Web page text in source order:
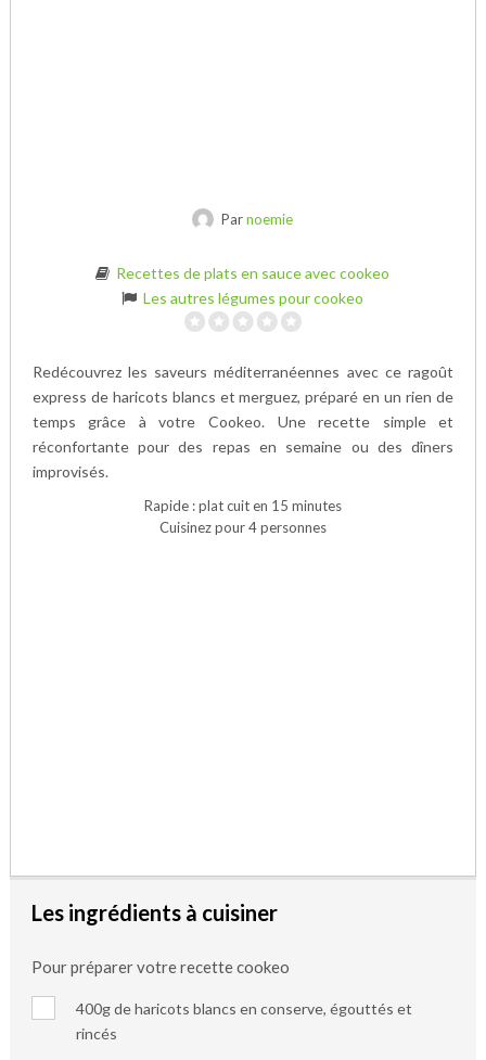
Parnoemie
Recettes de plats en sauce avec cookeo
Les autres légumes pour cookeo
Redécouvrez les saveurs méditerranéennes avec ce ragoût
express de haricots blancs et merguez, préparé en un rien de
temps grâce à votre Cookeo. Une recette simple et
réconfortante pour des repas en semaine ou des dîners
improvisés.
Rapide : plat cuit en 15 minutes
Cuisinez pour 4 personnes
Les ingrédients à cuisiner
Pour préparer votre recette cookeo
400g de haricots blancs en conserve, égouttés et
rincés